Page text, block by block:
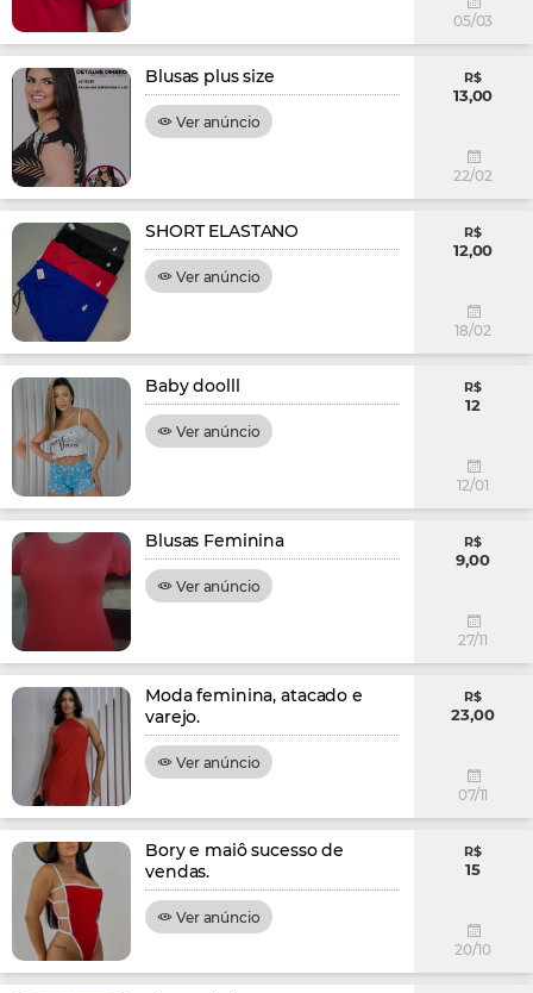
05/03
Blusas plus size
Ver anúncio
R$
13,00
22/02
SHORT ELASTANO
Ver anúncio
R$
12,00
18/02
Baby doolll
Ver anúncio
R$
12
12/01
Blusas Feminina
Ver anúncio
R$
9,00
27/11
Moda feminina, atacado e
varejo.
Ver anúncio
R$
23,00
07/11
Bory e maiô sucesso de
vendas.
Ver anúncio
R$
15
20/10